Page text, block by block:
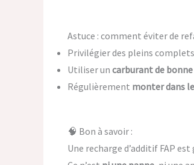
Astuce : comment éviter de
Privilégier des pleins
Utiliser un carburant de
Régulièrement monter dans
🧠 Bon à savoir :
Une recharge d’additif FAP